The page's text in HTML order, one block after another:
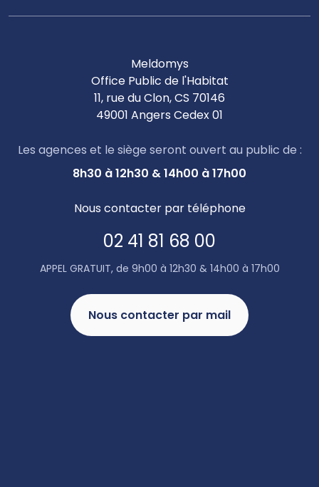
Meldomys
Office Public de l'Habitat
11, rue du Clon, CS 70146
49001 Angers Cedex 01
Les agences et le siège seront ouvert au public de :
8h30 à 12h30 & 14h00 à 17h00
Nous contacter par téléphone
02 41 81 68 00
APPEL GRATUIT, de 9h00 à 12h30 & 14h00 à 17h00
Nous contacter par mail